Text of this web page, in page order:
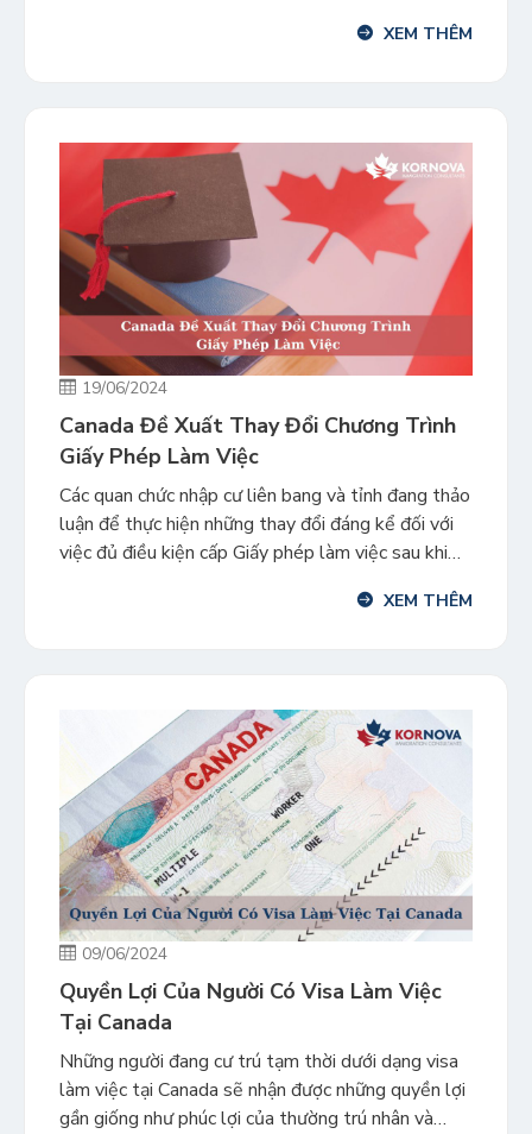
nhập cư tại các cửa khẩu biên giới cũng tăng theo.
XEM THÊM
19/06/2024
Canada Đề Xuất Thay Đổi Chương Trình
Giấy Phép Làm Việc
Các quan chức nhập cư liên bang và tỉnh đang thảo
luận để thực hiện những thay đổi đáng kể đối với
việc đủ điều kiện cấp Giấy phép làm việc sau khi
mở, dành cho sinh viên quốc tế đã hoàn thànhXEM THÊM
09/06/2024
Quyền Lợi Của Người Có Visa Làm Việc
Tại Canada
Những người đang cư trú tạm thời dưới dạng visa
làm việc tại Canada sẽ nhận được những quyền lợi
gần giống như phúc lợi của thường trú nhân và